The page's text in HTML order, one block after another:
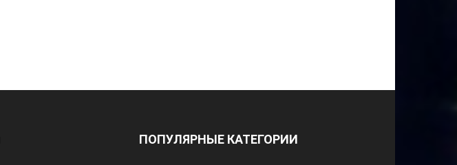
ПОПУЛЯРНЫЕ КАТЕГОРИИ